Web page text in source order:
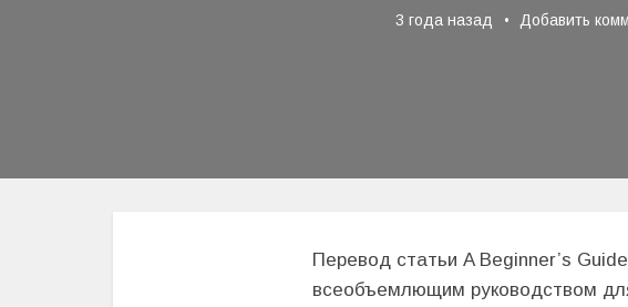
3 года назад Добавить
Перевод статьи A Beginner’s
всеобъемлющим руководством